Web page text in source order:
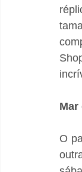
Mar
O